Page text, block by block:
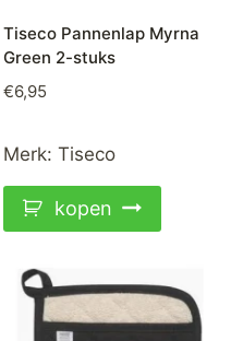
Tiseco Pannenlap Myrna
Green 2-stuks
€6,95
Merk: Tiseco
kopen